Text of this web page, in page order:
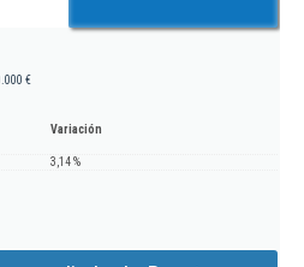
€
Variación
3,14 %